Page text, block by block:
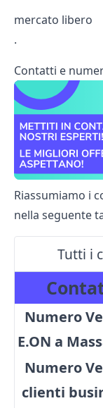
mercato libero
.
Contatti e
Riassumiamo i
nella seguente
Tutti i
Numero
E.ON a
Numero
clienti